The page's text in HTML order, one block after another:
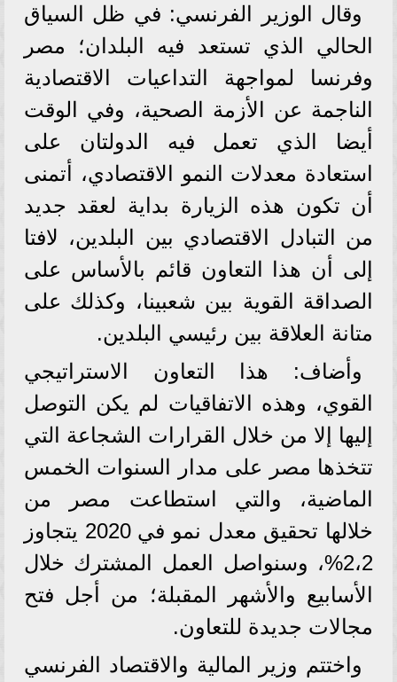
وقال الوزير الفرنسي: في ظل السياق
الحالي الذي تستعد فيه البلدان؛ مصر
وفرنسا لمواجهة التداعيات الاقتصادية
الناجمة عن الأزمة الصحية، وفي الوقت
أيضا الذي تعمل فيه الدولتان على
استعادة معدلات النمو الاقتصادي، أتمنى
أن تكون هذه الزيارة بداية لعقد جديد
من التبادل الاقتصادي بين البلدين، لافتا
إلى أن هذا التعاون قائم بالأساس على
الصداقة القوية بين شعبينا، وكذلك على
متانة العلاقة بين رئيسي البلدين.
وأضاف: هذا التعاون الاستراتيجي
القوي، وهذه الاتفاقيات لم يكن التوصل
إليها إلا من خلال القرارات الشجاعة التي
تتخذها مصر على مدار السنوات الخمس
الماضية، والتي استطاعت مصر من
خلالها تحقيق معدل نمو في 2020 يتجاوز
2،2%، وسنواصل العمل المشترك خلال
الأسابيع والأشهر المقبلة؛ من أجل فتح
مجالات جديدة للتعاون.
واختتم وزير المالية والاقتصاد الفرنسي